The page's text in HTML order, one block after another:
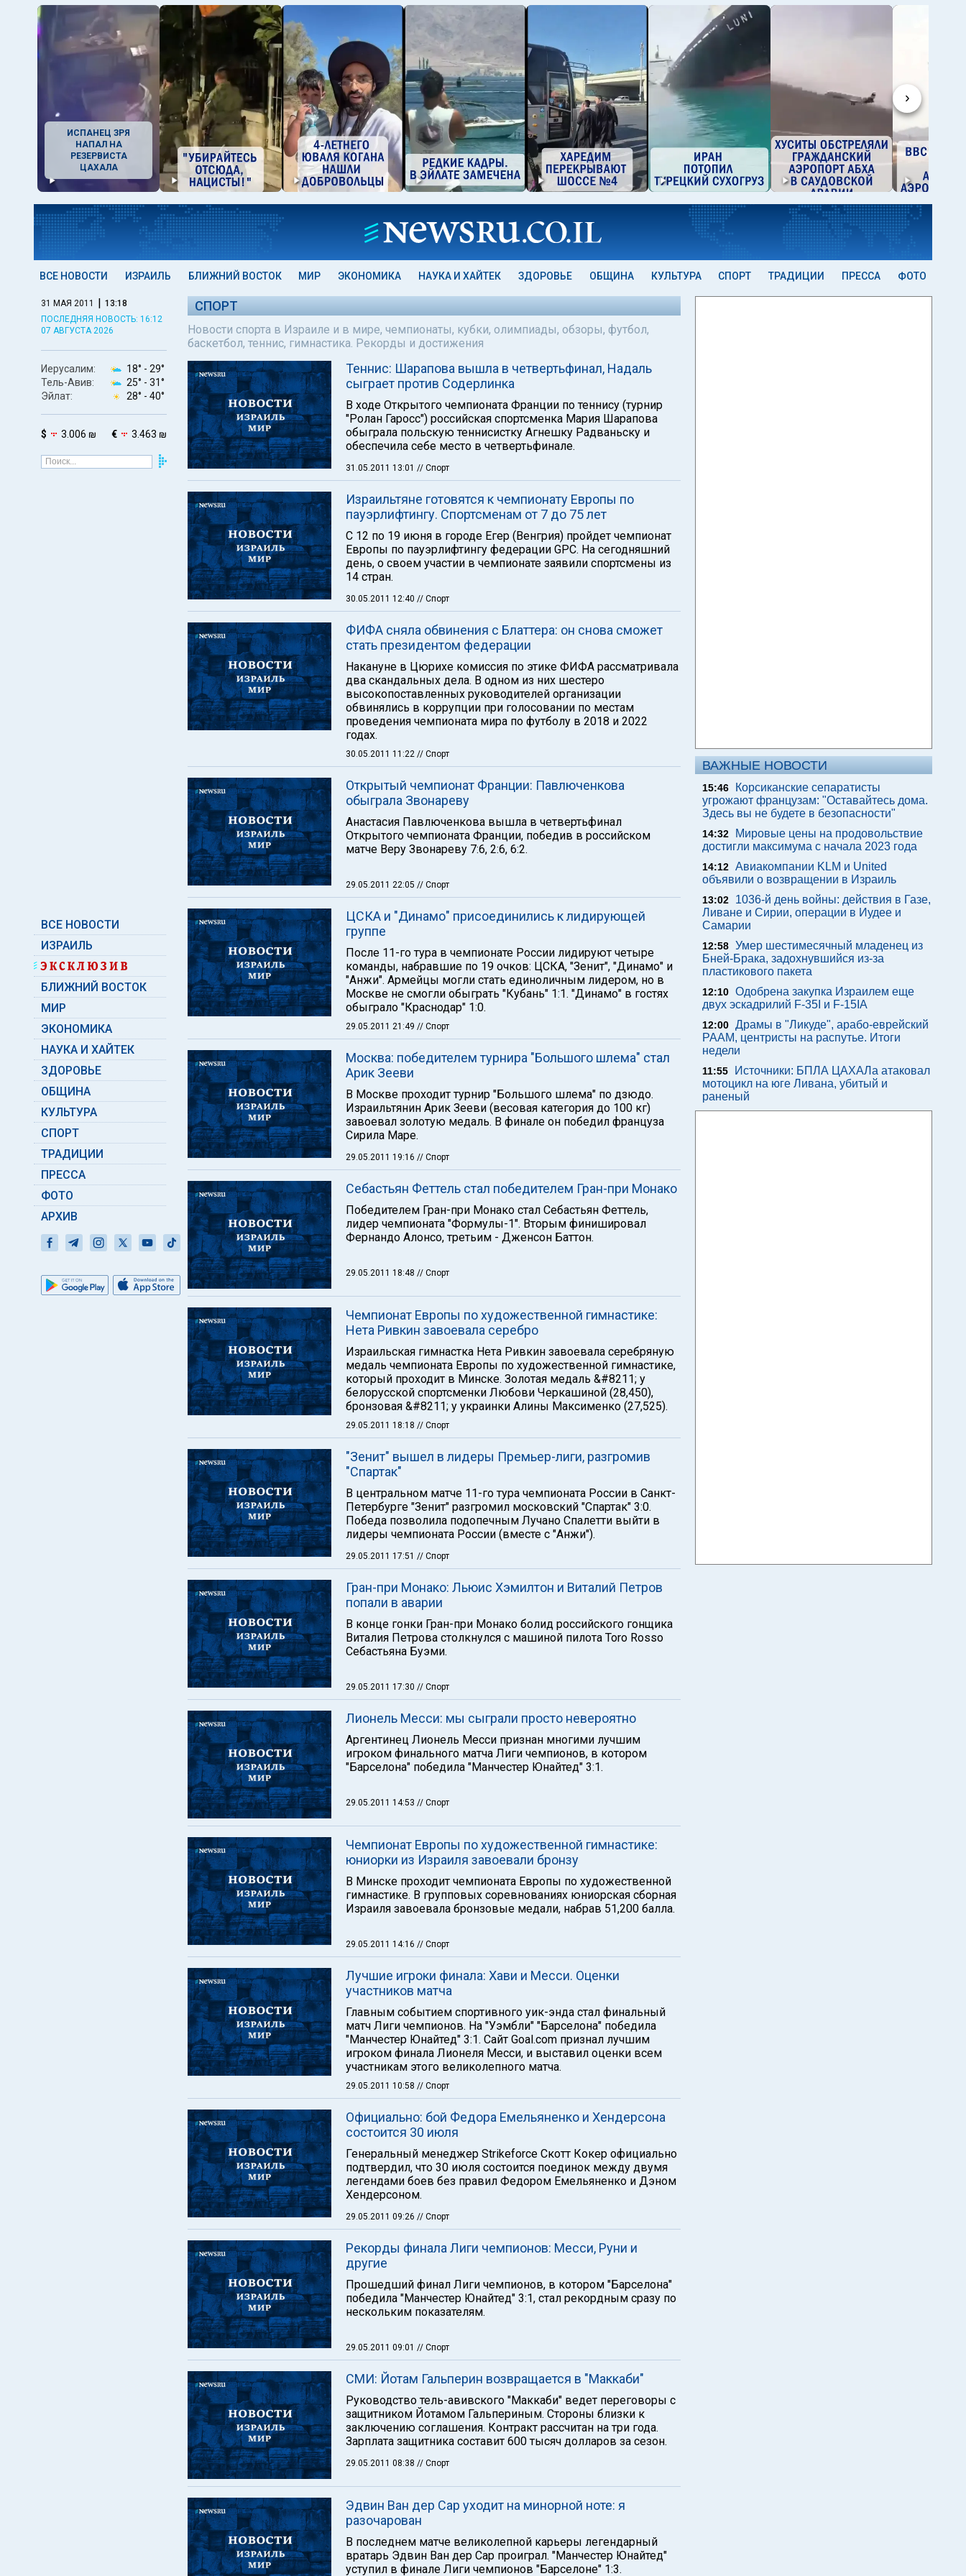
›
ИСПАНЕЦ ЗРЯ
НАПАЛ НА
РЕЗЕРВИСТА
ЦАХАЛА
ВСЕ НОВОСТИ ИЗРАИЛЬ БЛИЖНИЙ ВОСТОК МИР ЭКОНОМИКА НАУКА И ХАЙТЕК ЗДОРОВЬЕ ОБЩИНА КУЛЬТУРА СПОРТ ТРАДИЦИИ ПРЕССА ФОТО
31 МАЯ 2011 | 13:18
ПОСЛЕДНЯЯ НОВОСТЬ: 16:12
07 АВГУСТА 2026
Иерусалим: 18° - 29°
Тель-Авив:
25° - 31°
Эйлат:
28° - 40°
$ 3.006 ₪ € 3.463 ₪
ВСЕ НОВОСТИ
ИЗРАИЛЬ
БЛИЖНИЙ ВОСТОК
МИР
ЭКОНОМИКА
НАУКА И ХАЙТЕК
ЗДОРОВЬЕ
ОБЩИНА
КУЛЬТУРА
СПОРТ
ТРАДИЦИИ
ПРЕССА
ФОТО
АРХИВ
СПОРТ
Новости спорта в Израиле и в мире, чемпионаты, кубки, олимпиады, обзоры, футбол,
баскетбол, теннис, гимнастика. Рекорды и достижения
Теннис: Шарапова вышла в четвертьфинал, Надаль
сыграет против Содерлинка
В ходе Открытого чемпионата Франции по теннису (турнир
"Ролан Гаросс") российская спортсменка Мария Шарапова
обыграла польскую теннисистку Агнешку Радваньску и
обеспечила себе место в четвертьфинале.
31.05.2011 13:01 // Спорт
Израильтяне готовятся к чемпионату Европы по
пауэрлифтингу. Спортсменам от 7 до 75 лет
С 12 по 19 июня в городе Егер (Венгрия) пройдет чемпионат
Европы по пауэрлифтингу федерации GPC. На сегодняшний
день, о своем участии в чемпионате заявили спортсмены из
14 стран.
30.05.2011 12:40 // Спорт
ФИФА сняла обвинения с Блаттера: он снова сможет
стать президентом федерации
Накануне в Цюрихе комиссия по этике ФИФА рассматривала
два скандальных дела. В одном из них шестеро
высокопоставленных руководителей организации
обвинялись в коррупции при голосовании по местам
проведения чемпионата мира по футболу в 2018 и 2022
годах.
30.05.2011 11:22 // Спорт
Открытый чемпионат Франции: Павлюченкова
обыграла Звонареву
Анастасия Павлюченкова вышла в четвертьфинал
Открытого чемпионата Франции, победив в российском
матче Веру Звонареву 7:6, 2:6, 6:2.
29.05.2011 22:05 // Спорт
ЦСКА и "Динамо" присоединились к лидирующей
группе
После 11-го тура в чемпионате России лидируют четыре
команды, набравшие по 19 очков: ЦСКА, "Зенит", "Динамо" и
"Анжи". Армейцы могли стать единоличным лидером, но в
Москве не смогли обыграть "Кубань" 1:1. "Динамо" в гостях
обыграло "Краснодар" 1:0.
29.05.2011 21:49 // Спорт
Москва: победителем турнира "Большого шлема" стал
Арик Зееви
В Москве проходит турнир "Большого шлема" по дзюдо.
Израильтянин Арик Зееви (весовая категория до 100 кг)
завоевал золотую медаль. В финале он победил француза
Сирила Маре.
29.05.2011 19:16 // Спорт
Себастьян Феттель стал победителем Гран-при Монако
Победителем Гран-при Монако стал Себастьян Феттель,
лидер чемпионата "Формулы-1". Вторым финишировал
Фернандо Алонсо, третьим - Дженсон Баттон.
29.05.2011 18:48 // Спорт
Чемпионат Европы по художественной гимнастике:
Нета Ривкин завоевала серебро
Израильская гимнастка Нета Ривкин завоевала серебряную
медаль чемпионата Европы по художественной гимнастике,
который проходит в Минске. Золотая медаль &#8211; у
белорусской спортсменки Любови Черкашиной (28,450),
бронзовая &#8211; у украинки Алины Максименко (27,525).
29.05.2011 18:18 // Спорт
"Зенит" вышел в лидеры Премьер-лиги, разгромив
"Спартак"
В центральном матче 11-го тура чемпионата России в Санкт-
Петербурге "Зенит" разгромил московский "Спартак" 3:0.
Победа позволила подопечным Лучано Спалетти выйти в
лидеры чемпионата России (вместе с "Анжи").
29.05.2011 17:51 // Спорт
Гран-при Монако: Льюис Хэмилтон и Виталий Петров
попали в аварии
В конце гонки Гран-при Монако болид российского гонщика
Виталия Петрова столкнулся с машиной пилота Toro Rosso
Себастьяна Буэми.
29.05.2011 17:30 // Спорт
Лионель Месси: мы сыграли просто невероятно
Аргентинец Лионель Месси признан многими лучшим
игроком финального матча Лиги чемпионов, в котором
"Барселона" победила "Манчестер Юнайтед" 3:1.
29.05.2011 14:53 // Спорт
Чемпионат Европы по художественной гимнастике:
юниорки из Израиля завоевали бронзу
В Минске проходит чемпионата Европы по художественной
гимнастике. В групповых соревнованиях юниорская сборная
Израиля завоевала бронзовые медали, набрав 51,200 балла.
29.05.2011 14:16 // Спорт
Лучшие игроки финала: Хави и Месси. Оценки
участников матча
Главным событием спортивного уик-энда стал финальный
матч Лиги чемпионов. На "Уэмбли" "Барселона" победила
"Манчестер Юнайтед" 3:1. Сайт Goal.com признал лучшим
игроком финала Лионеля Месси, и выставил оценки всем
участникам этого великолепного матча.
29.05.2011 10:58 // Спорт
Официально: бой Федора Емельяненко и Хендерсона
состоится 30 июля
Генеральный менеджер Strikeforce Скотт Кокер официально
подтвердил, что 30 июля состоится поединок между двумя
легендами боев без правил Федором Емельяненко и Дэном
Хендерсоном.
29.05.2011 09:26 // Спорт
Рекорды финала Лиги чемпионов: Месси, Руни и
другие
Прошедший финал Лиги чемпионов, в котором "Барселона"
победила "Манчестер Юнайтед" 3:1, стал рекордным сразу по
нескольким показателям.
29.05.2011 09:01 // Спорт
СМИ: Йотам Гальперин возвращается в "Маккаби"
Руководство тель-авивского "Маккаби" ведет переговоры с
защитником Йотамом Гальпериным. Стороны близки к
заключению соглашения. Контракт рассчитан на три года.
Зарплата защитника составит 600 тысяч долларов за сезон.
29.05.2011 08:38 // Спорт
Эдвин Ван дер Сар уходит на минорной ноте: я
разочарован
В последнем матче великолепной карьеры легендарный
вратарь Эдвин Ван дер Сар проиграл. "Манчестер Юнайтед"
уступил в финале Лиги чемпионов "Барселоне" 1:3.
ВАЖНЫЕ НОВОСТИ
15:46
Корсиканские сепаратисты
угрожают французам: "Оставайтесь дома.
Здесь вы не будете в безопасности"
14:32
Мировые цены на продовольствие
достигли максимума с начала 2023 года
14:12 Авиакомпании KLM и United
объявили о возвращении в Израиль
13:02
1036-й день войны: действия в Газе,
Ливане и Сирии, операции в Иудее и
Самарии
12:58 Умер шестимесячный младенец из
Бней-Брака, задохнувшийся из-за
пластикового пакета
12:10 Одобрена закупка Израилем еще
двух эскадрилий F-35I и F-15IA
12:00 Драмы в "Ликуде", арабо-еврейский
РААМ, центристы на распутье. Итоги
недели
11:55
Источники: БПЛА ЦАХАЛа атаковал
мотоцикл на юге Ливана, убитый и
раненый